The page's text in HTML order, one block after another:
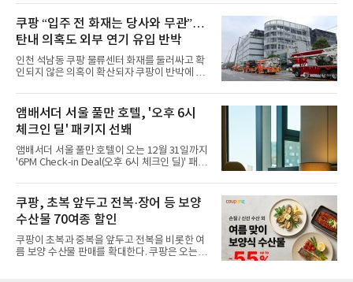
라 극장을 모티브로 한 데코레이션으로 구성됐
다. 무대 공간 및 티켓 박스
필먼트서비스(CFS)가 지난 28일부터 화재 피해
주민을 대상으로 전문 출장 청소서비스 지원에
나섬으로써 본격적인 지역사회 복구 작업이 시
작된 것이다.대피소 주민 중심 청소 접수, 첫날
부터 2가구 지원 완료CFS는 신현초등학교, 신
현북초등학교, 신현여자중학교 등 인천 서해구
관내 임시 대피소 3곳에서 체류해온 화재 피해
민들의 호응 속에 CFS는 즉시 행동에 나섰다. 지
난 28일 오후 전문 청소업체와
쿠팡 “입주 전 화재는 당사와 무관”…
탄내 의혹도 외부 연기 유입 반박
인천 석남동 쿠팡 물류센터 화재를 둘러싸고 확
인되지 않은 의혹이 확산되자 쿠팡이 반박에 나
에 대해서는 외부 화재 연기 유입이라고 설명했
고, 2023년 같은 물류센터에서 발생한 화재에
대해서도 쿠팡 입주 전 공사 과정에서 벌어진 일
이라며 선을 그었다.쿠팡은 21일 인천 물류센터
내부에서 불이 타는 냄새가 났다는 의혹과 관련
해 “사실무근”이라는 입장을 밝혔다.회사 측은
“인근에서 지난 15일 다른 회사에서 발생한 대
것으로 확인됐다”고 설명했다.이어 “정확한 화
재 원인은 추후 조사될
앰배서더 서울 풀만 호텔, '오후 6시
체크인 딜' 패키지 선봬
앰배서더 서울 풀만 호텔이 오는 12월 31일까지
'6PM Check-in Deal(오후 6시 체크인 딜)' 패키
으로 여유로운 저녁 시간부터 호텔 스테이를 시
작할 수 있도록 준비됐다.앰배서더 서울 풀만 호
텔 측은 “퇴근 후 또는 주말 도심 속에서 짧지만
온전한 휴식을 원하는 고객들에게 특별한 경험
을 제공한다”고 밝혔다.패키지는 디럭스와 이그
제큐티브 두 가지 타입으로 구성된다. 디럭스 패
키지는 객실 1박(룸 온리)으로 심플한 호캉스를
쿠팡, 초복 앞두고 전복·장어 등 보양
수산물 70여종 할인
쿠팡이 초복과 중복을 앞두고 전복을 비롯한 여
름 보양 수산물 판매를 확대한다. 쿠팡은 오는